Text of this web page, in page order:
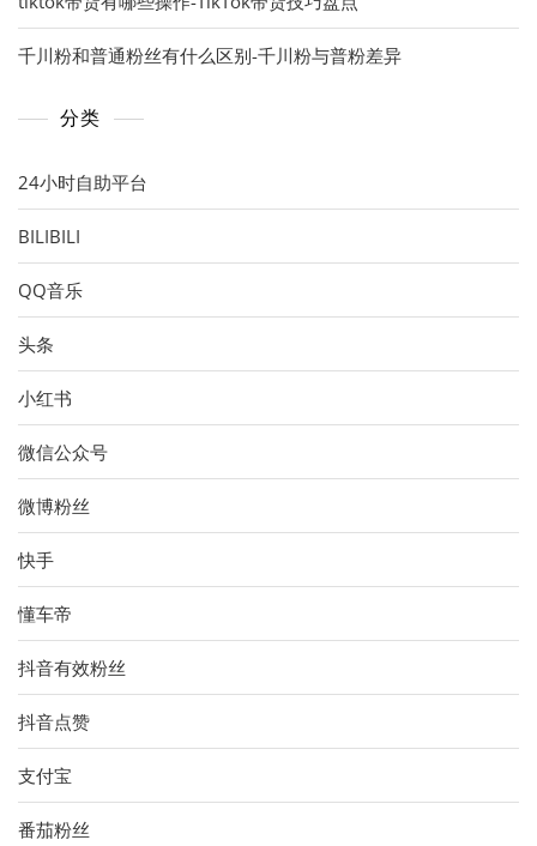
千川粉和普通粉丝有什么区别-千川粉与普粉差异
分类
24小时自助平台
BILIBILI
QQ音乐
头条
小红书
微信公众号
微博粉丝
快手
懂车帝
抖音有效粉丝
抖音点赞
支付宝
番茄粉丝